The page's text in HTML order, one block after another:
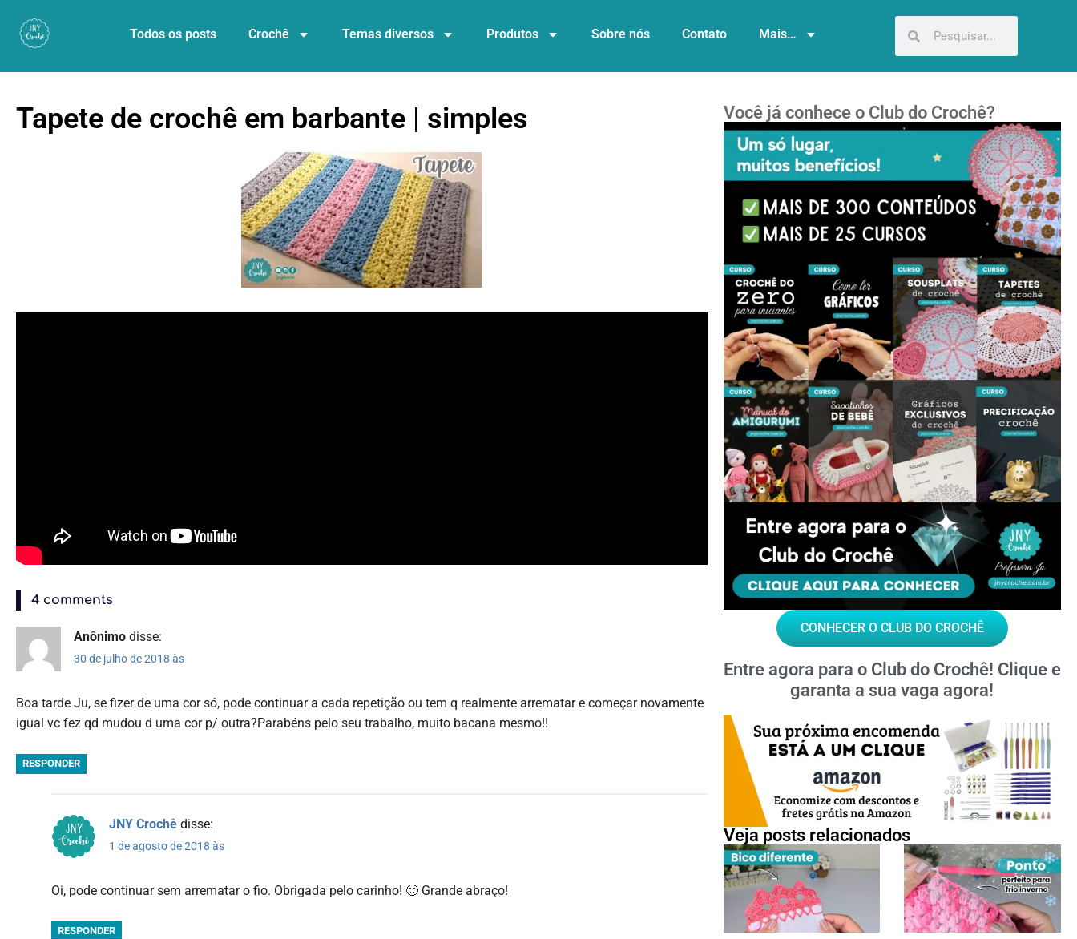
Todos os posts Crochê Temas diversos Produtos Sobre nós Contato Mais…
Você já conhece o Club do Crochê?
CONHECER O CLUB DO CROCHÊ
Entre agora para o Club do Crochê! Clique e
garanta a sua vaga agora!
Veja posts relacionados
Tapete de crochê em barbante | simples
4 comments
Anônimo disse:
30 de julho de 2018 às
Boa tarde Ju, se fizer de uma cor só, pode continuar a cada repetição ou tem q realmente arrematar e começar novamente
igual vc fez qd mudou d uma cor p/ outra?Parabéns pelo seu trabalho, muito bacana mesmo!!
RESPONDER
JNY Crochê disse:
1 de agosto de 2018 às
Oi, pode continuar sem arrematar o fio. Obrigada pelo carinho! 🙂 Grande abraço!
RESPONDER